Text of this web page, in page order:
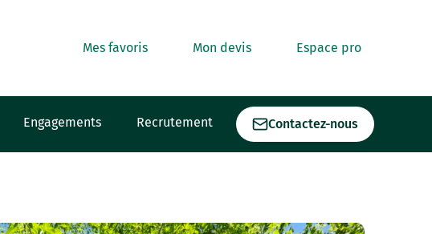
Mes favoris Mon devis Espace pro
Engagements Recrutement Contactez-nous